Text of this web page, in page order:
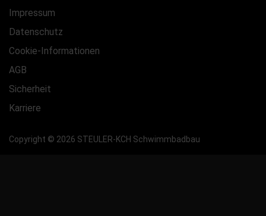
Impressum
Datenschutz
Cookie-Informationen
AGB
Sicherheit
Karriere
Copyright © 2026 STEULER-KCH Schwimmbadbau